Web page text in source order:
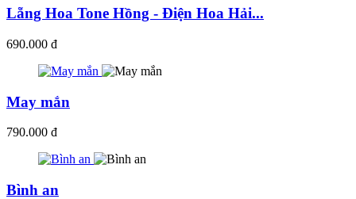
Lẵng Hoa Tone Hồng - Điện Hoa Hải...
690.000 đ
May mắn
790.000 đ
Bình an